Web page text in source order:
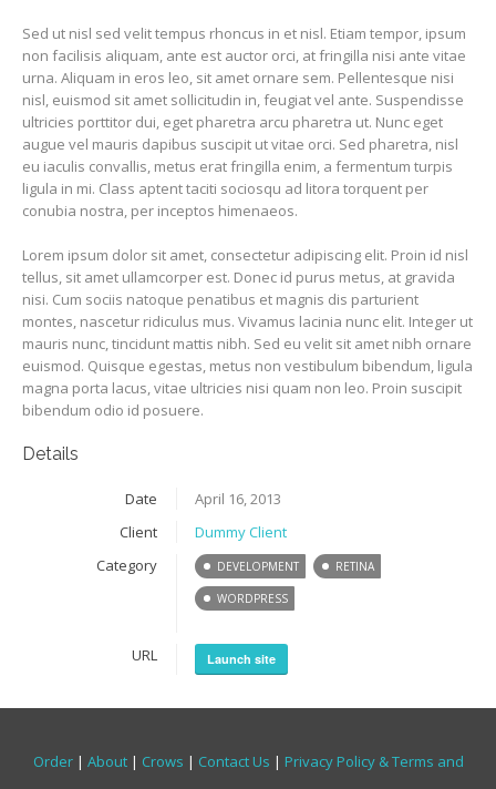
Sed ut nisl sed velit tempus rhoncus in et nisl. Etiam tempor, ipsum
non facilisis aliquam, ante est auctor orci, at fringilla nisi ante vitae
urna. Aliquam in eros leo, sit amet ornare sem. Pellentesque nisi
nisl, euismod sit amet sollicitudin in, feugiat vel ante. Suspendisse
ultricies porttitor dui, eget pharetra arcu pharetra ut. Nunc eget
augue vel mauris dapibus suscipit ut vitae orci. Sed pharetra, nisl
eu iaculis convallis, metus erat fringilla enim, a fermentum turpis
ligula in mi. Class aptent taciti sociosqu ad litora torquent per
conubia nostra, per inceptos himenaeos.
Lorem ipsum dolor sit amet, consectetur adipiscing elit. Proin id nisl
tellus, sit amet ullamcorper est. Donec id purus metus, at gravida
nisi. Cum sociis natoque penatibus et magnis dis parturient
montes, nascetur ridiculus mus. Vivamus lacinia nunc elit. Integer ut
mauris nunc, tincidunt mattis nibh. Sed eu velit sit amet nibh ornare
euismod. Quisque egestas, metus non vestibulum bibendum, ligula
magna porta lacus, vitae ultricies nisi quam non leo. Proin suscipit
bibendum odio id posuere.
Details
Date
April 16, 2013
Client
Dummy Client
Category
DEVELOPMENT RETINA
WORDPRESS
URL Launch site
Order| About| Crows | Contact Us | Privacy Policy & Terms and